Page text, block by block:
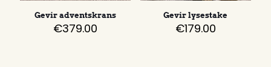
Gevir adventskrans
€379.00
Gevir lysestake
€179.00